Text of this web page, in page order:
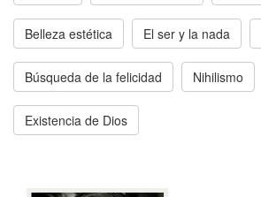
Belleza estética El ser y la nada
Búsqueda de la felicidad Nihilismo
Existencia de Dios